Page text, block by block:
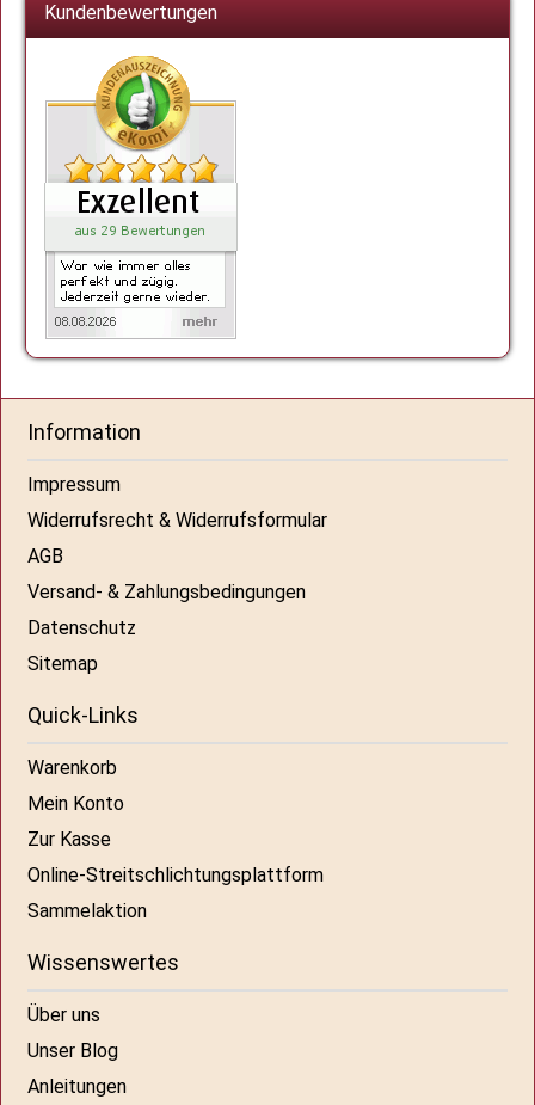
Kundenbewertungen
Information
Impressum
Widerrufsrecht & Widerrufsformular
AGB
Versand- & Zahlungsbedingungen
Datenschutz
Sitemap
Quick-Links
Warenkorb
Mein Konto
Zur Kasse
Online-Streitschlichtungsplattform
Sammelaktion
Wissenswertes
Über uns
Unser Blog
Anleitungen